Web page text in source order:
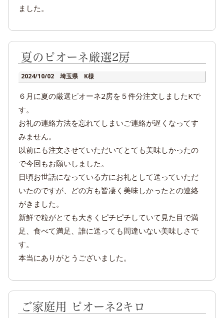
ました。
夏のピオーネ厳選2房
2024/10/02 埼玉県 K様
６月に夏の厳選ピオーネ2房を５件分注文しましたKで
す。
お礼の連絡方法を忘れてしまいご連絡が遅くなってす
みません。
以前にも注文させていただいてとても美味しかったの
で今回もお願いしました。
日頃お世話になっている方にお礼として送っていただ
いたのですが、どの方も皆凄く美味しかったとの連絡
がきました。
新鮮で粒がとても大きくピチピチしていて見た目で満
足、食べて満足、誰に送っても間違いない美味しさで
す。
本当にありがとうございました。
ご家庭用 ピオーネ2キロ